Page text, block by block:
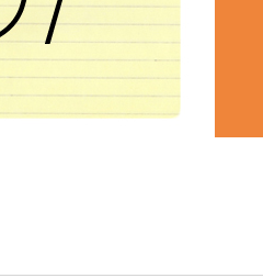
BASKET NEWS ULTIMISSIME
Alla Roig Arena di
arriva «The
Eye»